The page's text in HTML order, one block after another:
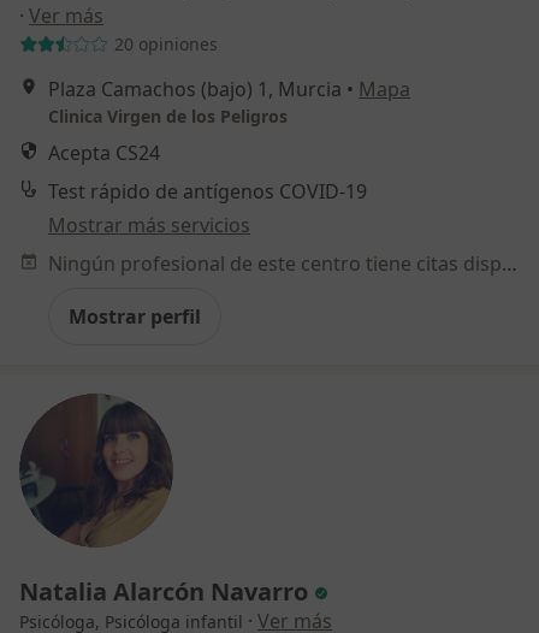
· Ver más
20 opiniones
Plaza Camachos (bajo) 1, Murcia • Mapa
Clinica Virgen de los Peligros
Acepta CS24
Test rápido de antígenos COVID-19
Mostrar más servicios
Ningún profesional de este centro tiene citas disponibles
Mostrar perfil
Natalia Alarcón Navarro
Psicóloga, Psicóloga infantil · Ver más